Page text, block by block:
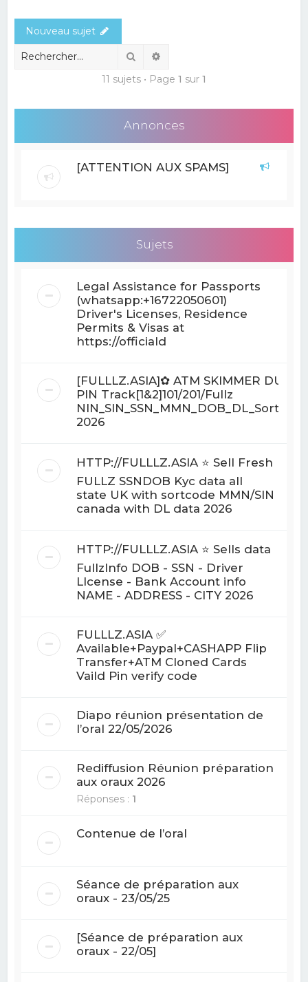
r
Nouveau sujet
Rechercher
11 sujets • Page 1 sur 1
Annonces
[ATTENTION AUX SPAMS]
Sujets
Legal Assistance for Passports
(whatsapp:+16722050601)
Driver's Licenses, Residence
Permits & Visas at
https://officiald
[FULLLZ.ASIA]✿ ATM SKIMMER
PIN Track[1&2]101/201/Fullz
2026
HTTP://FULLLZ.ASIA ⭐️ Sell Fresh
FULLZ SSNDOB Kyc data all
state UK with sortcode MMN/SIN
canada with DL data 2026
HTTP://FULLLZ.ASIA ⭐️ Sells data
FullzInfo DOB - SSN - Driver
LIcense - Bank Account info
NAME - ADDRESS - CITY 2026
FULLLZ.ASIA ✅
Available+Paypal+CASHAPP Flip
Transfer+ATM Cloned Cards
Vaild Pin verify code
Diapo réunion présentation de
l’oral 22/05/2026
Rediffusion Réunion préparation
aux oraux 2026
Réponses : 1
Contenue de l’oral
Séance de préparation aux
oraux - 23/05/25
[Séance de préparation aux
oraux - 22/05]